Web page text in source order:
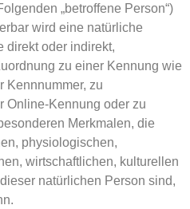
„betroffene Person“)
wird eine natürliche
direkt oder indirekt,
zu einer Kennung wie
Kennnummer, zu
Online-Kennung oder zu
Merkmalen, die
physiologischen,
wirtschaftlichen, kulturellen
natürlichen Person sind,